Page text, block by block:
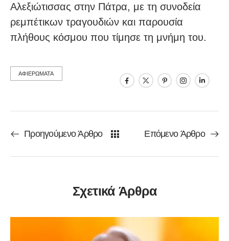
Αλεξιώτισσας στην Πάτρα, με τη συνοδεία
ρεμπέτικων τραγουδιών και παρουσία
πλήθους κόσμου που τίμησε τη μνήμη του.
ΑΦΙΕΡΩΜΑΤΑ
Προηγούμενο Άρθρο Επόμενο Άρθρο
Σχετικά Άρθρα